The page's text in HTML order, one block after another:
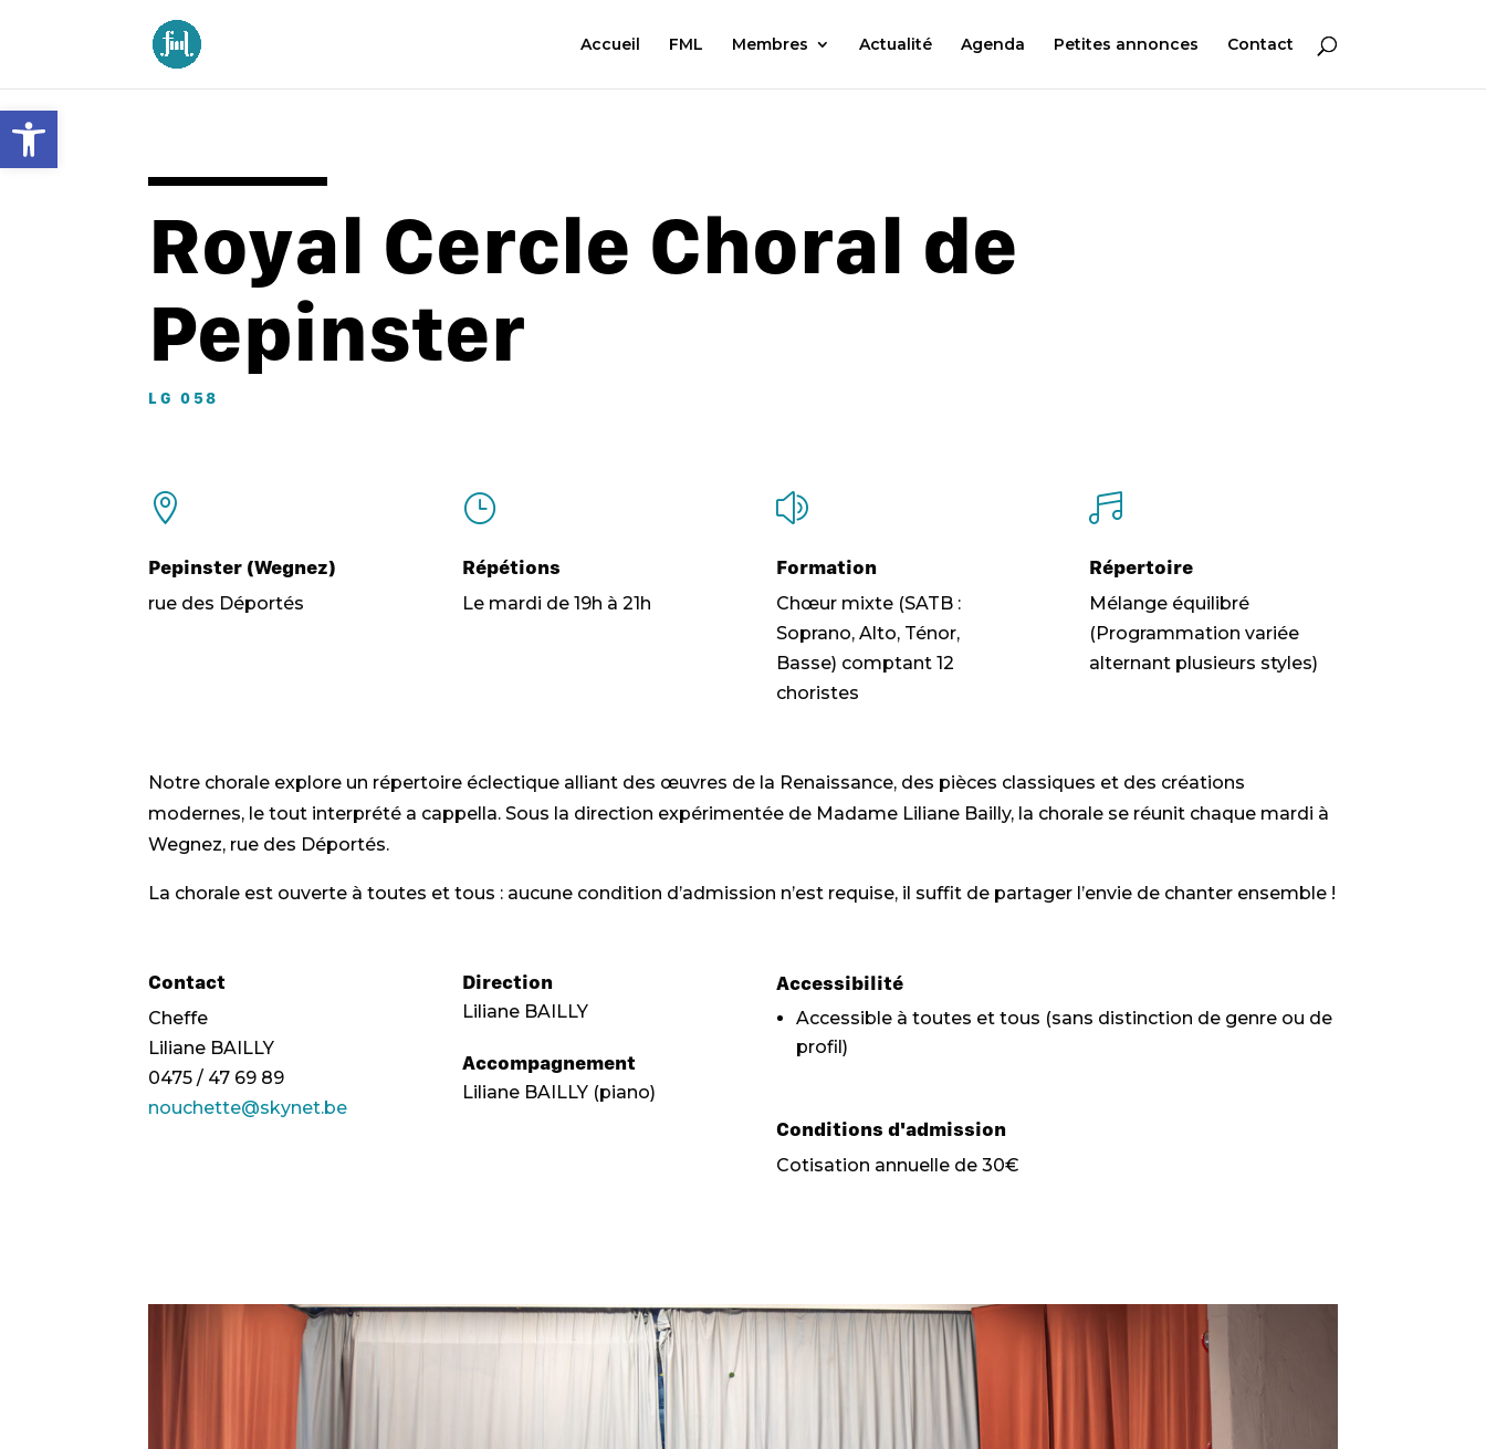
Ouvrir la barre d’outils
Accueil FML Membres Actualité Agenda Petites annonces Contact
Royal Cercle Choral de
Pepinster
LG 058

Pepinster (Wegnez)
rue des Déportés
}
Répétions
Le mardi de 19h à 21h
z
Formation
Chœur mixte (SATB :
Soprano, Alto, Ténor,
Basse) comptant 12
choristes

Répertoire
Mélange équilibré
(Programmation variée
alternant plusieurs styles)
Notre chorale explore un répertoire éclectique alliant des œuvres de la Renaissance, des pièces classiques et des créations
modernes, le tout interprété a cappella. Sous la direction expérimentée de Madame Liliane Bailly, la chorale se réunit chaque mardi à
Wegnez, rue des Déportés.
La chorale est ouverte à toutes et tous : aucune condition d’admission n’est requise, il suffit de partager l’envie de chanter ensemble !
Contact
Cheffe
Liliane BAILLY
0475 / 47 69 89
nouchette@skynet.be
Direction
Liliane BAILLY
Accompagnement
Liliane BAILLY (piano)
Accessibilité
Accessible à toutes et tous (sans distinction de genre ou de
profil)
Conditions d'admission
Cotisation annuelle de 30€